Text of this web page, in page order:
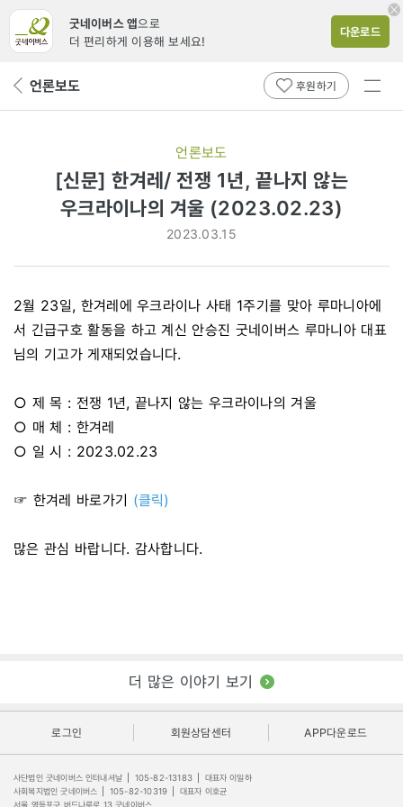
굿네이버스 앱으로
더 편리하게 이용해 보세요!
다운로드
뒤 언론보도 후원하기
전체
언론보도
[신문] 한겨레/ 전쟁 1년, 끝나지 않는
우크라이나의 겨울 (2023.02.23)
2023.03.15
2월 23일, 한겨레에 우크라이나 사태 1주기를 맞아 루마니아에
서 긴급구호 활동을 하고 계신 안승진 굿네이버스 루마니아 대표
님의 기고가 게재되었습니다.
○ 제 목 : 전쟁 1년, 끝나지 않는 우크라이나의 겨울
○ 매 체 : 한겨레
○ 일 시 : 2023.02.23
☞ 한겨레 바로가기 (클릭)
많은 관심 바랍니다. 감사합니다.
더 많은 이야기 보기
로그인 회원상담센터 APP다운로드
사단법인 굿네이버스 인터내셔날 105-82-13183
대표자 이일하
사회복지법인 굿네이버스
105-82-10319
대표자 이호균
서울 영등포구 버드나루로 13 굿네이버스